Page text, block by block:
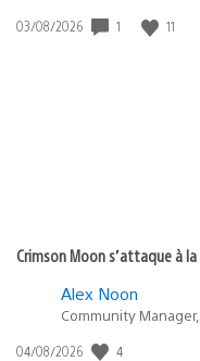
Date
03/08/2026 1 11
Crimson Moon s’attaque à
Alex Noon
Community
Date
04/08/2026 4